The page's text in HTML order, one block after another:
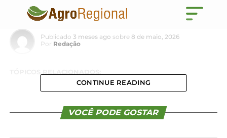
Sistema FAEP
Publicado 3 meses ago sobre 8 de maio, 2026
Por Redação
CONTINUE READING
VOCÊ PODE GOSTAR